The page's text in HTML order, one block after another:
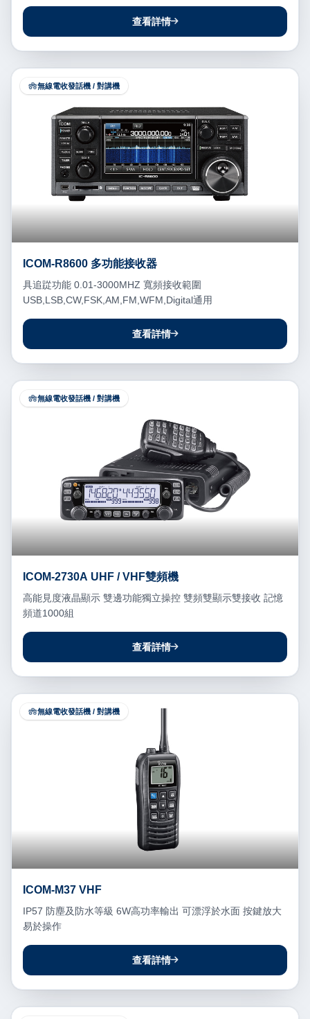
查看詳情
無線電收發話機 / 對講機
ICOM-R8600 多功能接收器
具追踨功能 0.01-3000MHZ 寬頻接收範圍
USB,LSB,CW,FSK,AM,FM,WFM,Digital通用
查看詳情
無線電收發話機 / 對講機
ICOM-2730A UHF / VHF雙頻機
高能見度液晶顯示 雙邊功能獨立操控 雙頻雙顯示雙接收 記憶
頻道1000組
查看詳情
無線電收發話機 / 對講機
ICOM-M37 VHF
IP57 防塵及防水等級 6W高功率輸出 可漂浮於水面 按鍵放大
易於操作
查看詳情